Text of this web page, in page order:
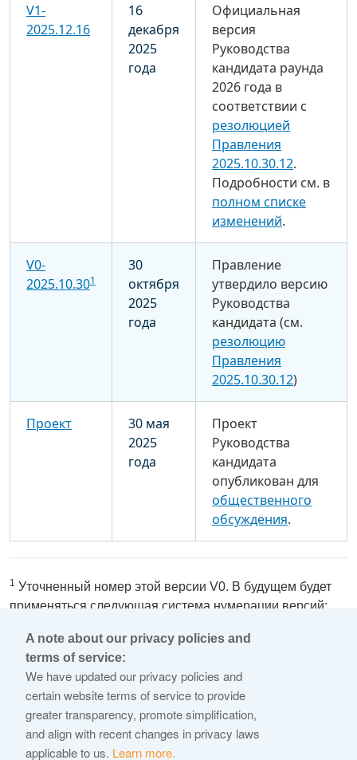
V1-
2025.12.16
16
декабря
2025
года
Официальная
версия
Руководства
кандидата раунда
2026 года в
соответствии с
резолюцией
Правления
2025.10.30.12.
Подробности см. в
полном списке
изменений.
V0-
2025.10.301
30
октября
2025
года
Правление
утвердило версию
Руководства
кандидата (см.
резолюцию
Правления
2025.10.30.12)
Проект
30 мая
2025
года
Проект
Руководства
кандидата
опубликован для
общественного
обсуждения.
1 Уточненный номер этой версии V0. В будущем будет
применяться следующая система нумерации версий:
© 2026 Internet Corporation For Assigned Names and
Numbers
ICANN.org
Privacy Policy
A note about our privacy policies and
terms of service:
We have updated our privacy policies and
certain website terms of service to provide
greater transparency, promote simplification,
and align with recent changes in privacy laws
applicable to us. Learn more.